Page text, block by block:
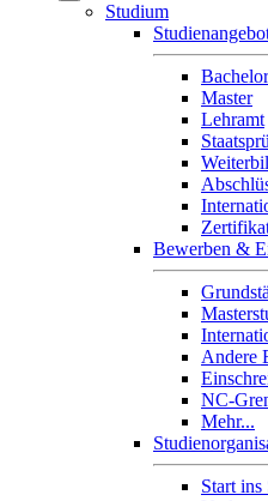
Studium
Bachelor
Master
Lehramt
Bewerben &
Andere
NC-
Mehr...
Start